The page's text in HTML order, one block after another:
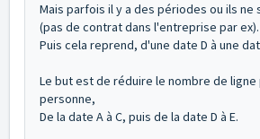
Mais parfois il y a des périodes ou ils ne
(pas de contrat dans l'entreprise par ex).
Puis cela reprend, d'une date D à une
Le but est de réduire le nombre de
personne,
De la date A à C, puis de la date D à E.